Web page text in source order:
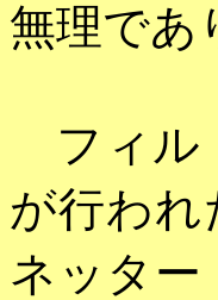
無理であ
フィル
が行われ
ネッター